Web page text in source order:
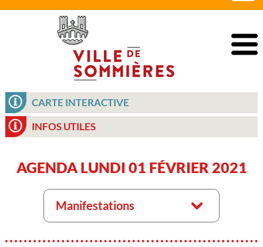
CARTE INTERACTIVE
INFOS UTILES
AGENDA LUNDI 01 FÉVRIER 2021
Manifestations